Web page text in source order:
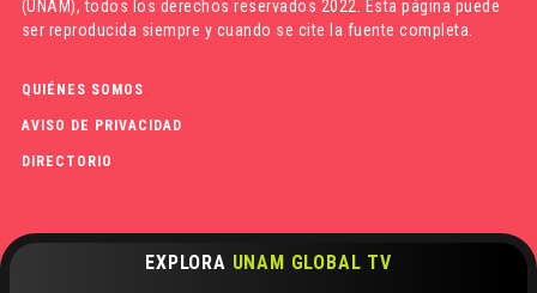
EXPLORA UNAM GLOBAL TV
(UNAM), todos los derechos reservados 2022. Esta página puede
ser reproducida siempre y cuando se cite la fuente completa.
QUIÉNES SOMOS
AVISO DE PRIVACIDAD
DIRECTORIO